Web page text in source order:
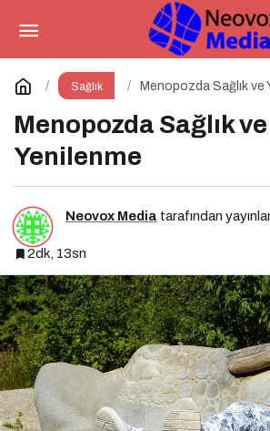
Sağlık Menopozda Sağlık ve
Menopozda Sağlık ve
Yenilenme
Neovox Media tarafından
2dk, 13sn
Neden Diyete Hep
Başlıyoruz?
Yorum Yap